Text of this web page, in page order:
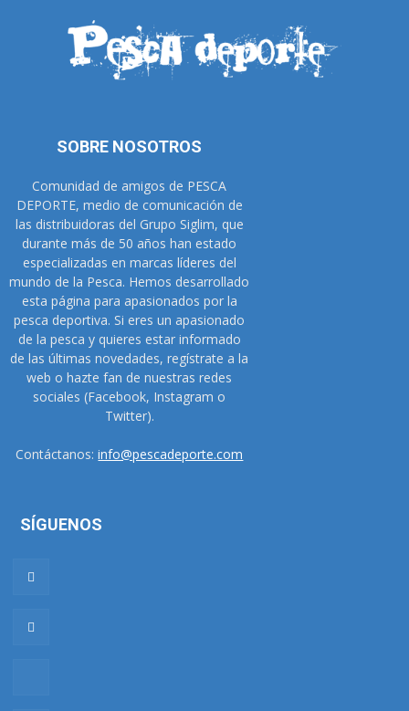
SOBRE NOSOTROS
Comunidad de amigos de PESCA
DEPORTE, medio de comunicación de
las distribuidoras del Grupo Siglim, que
durante más de 50 años han estado
especializadas en marcas líderes del
mundo de la Pesca. Hemos desarrollado
esta página para apasionados por la
pesca deportiva. Si eres un apasionado
de la pesca y quieres estar informado
de las últimas novedades, regístrate a la
web o hazte fan de nuestras redes
sociales (Facebook, Instagram o
Twitter).
Contáctanos:info@pescadeporte.com
SÍGUENOS